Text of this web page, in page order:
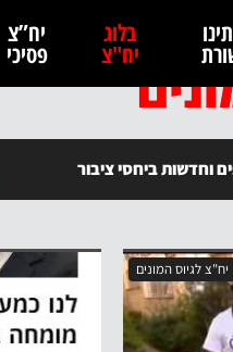
בלוג
יח"צ
יח”צ
פסיכי
וחדשות ביחסי ציבור
יח"צ לגיוס המונים